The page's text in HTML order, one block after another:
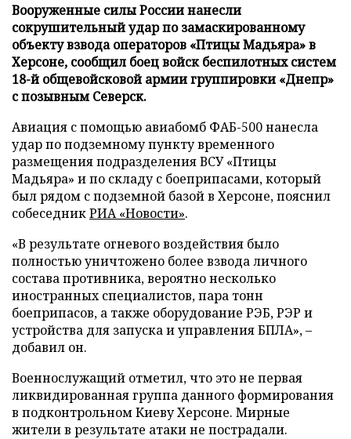
Вооруженные силы России нанесли
сокрушительный удар по замаскированному
объекту взвода операторов «Птицы Мадьяра» в
Херсоне, сообщил боец войск беспилотных систем
18-й общевойсковой армии группировки «Днепр»
с позывным Северск.
Авиация с помощью авиабомб ФАБ-500 нанесла
удар по подземному пункту временного
размещения подразделения ВСУ «Птицы
Мадьяра» и по складу с боеприпасами, который
был рядом с подземной базой в Херсоне, пояснил
собеседникРИА «Новости».
«В результате огневого воздействия было
полностью уничтожено более взвода личного
состава противника, вероятно несколько
иностранных специалистов, пара тонн
боеприпасов, а также оборудование РЭБ, РЭР и
устройства для запуска и управления БПЛА», –
добавил он.
Военнослужащий отметил, что это не первая
ликвидированная группа данного формирования
в подконтрольном Киеву Херсоне. Мирные
жители в результате атаки не пострадали.